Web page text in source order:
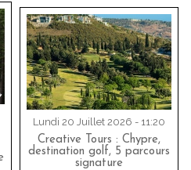
Lundi 20 Juillet 2026 - 11:20
Creative Tours : Chypre,
destination golf, 5 parcours
signature